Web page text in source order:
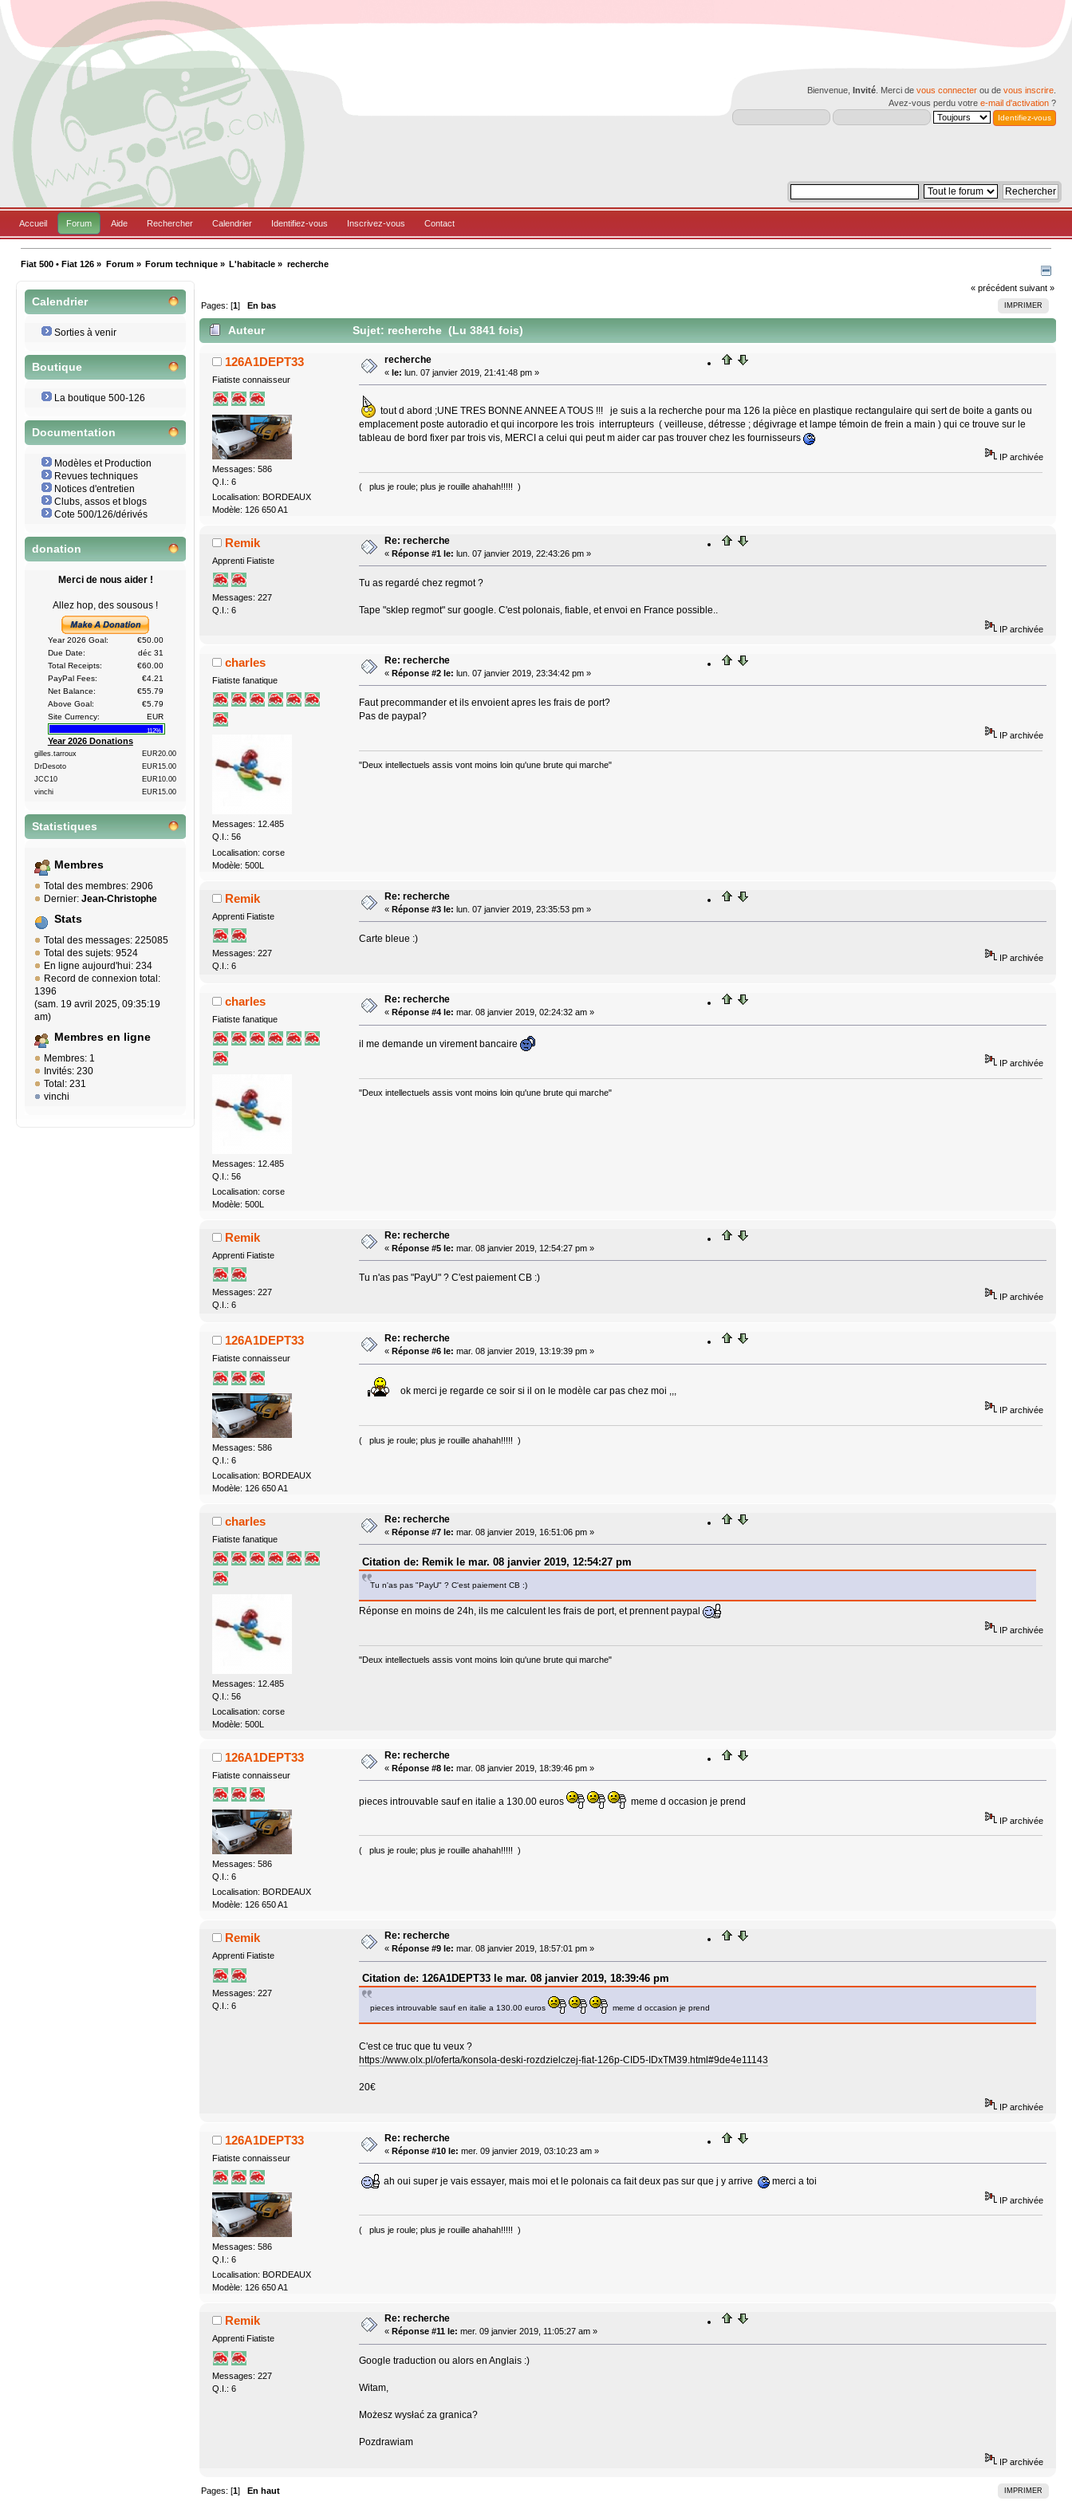
Bienvenue, Invité . Merci de vous connecter ou de vous inscrire
Avez-vous perdu votre e-mail d'activation ?
Accueil Forum Aide Rechercher Calendrier Identifiez-vous Inscrivez-vous Contact
Fiat 500 • Fiat 126 » Forum» Forum technique» L'habitacle » recherche
Calendrier
Sorties à venir
Boutique
La boutique 500-126
Documentation
Modèles et Production
Revues techniques
Notices d'entretien
Clubs, assos et blogs
Cote 500/126/dérivés
donation
Merci de nous aider !
Allez hop, des sousous !
Year 2026 Goal:
€50.00
Due Date:
déc 31
Total Receipts:
€60.00
PayPal Fees:
€4.21
Net Balance:
€55.79
Above Goal:
€5.79
Site Currency:
EUR
112%
Year 2026 Donations
gilles.tarroux
EUR20.00
DrDesoto
EUR15.00
JCC10
EUR10.00
vinchi
EUR15.00
Statistiques
Membres
Total des membres: 2906
Dernier: Jean-Christophe
Stats
Total des messages: 225085
Total des sujets: 9524
En ligne aujourd'hui: 234
Record de connexion total:
1396
(sam. 19 avril 2025, 09:35:19
am)
Membres en ligne
Membres: 1
Invités: 230
Total: 231
vinchi
« précédent suivant »
IMPRIMER
Pages: [1] En bas
Auteur Sujet: recherche (Lu 3841 fois)
126A1DEPT33
Fiatiste connaisseur
Messages: 586
Q.I.: 6
Localisation: BORDEAUX
Modèle: 126 650 A1
recherche
« le: lun. 07 janvier 2019, 21:41:48 pm »
tout d abord ;UNE TRES BONNE ANNEE A TOUS !!! je suis a la recherche pour ma 126 la pièce en plastique rectangulaire qui sert de boite a gants ou
emplacement poste autoradio et qui incorpore les trois interrupteurs ( veilleuse, détresse ; dégivrage et lampe témoin de frein a main ) qui ce trouve sur le
tableau de bord fixer par trois vis, MERCI a celui qui peut m aider car pas trouver chez les fournisseurs
IP archivée
( plus je roule; plus je rouille ahahah!!!!! )
Remik
Apprenti Fiatiste
Messages: 227
Q.I.: 6
Re: recherche
« Réponse #1 le: lun. 07 janvier 2019, 22:43:26 pm »
Tu as regardé chez regmot ?
Tape "sklep regmot" sur google. C'est polonais, fiable, et envoi en France possible..
IP archivée
charles
Fiatiste fanatique
Messages: 12.485
Q.I.: 56
Localisation: corse
Modèle: 500L
Re: recherche
« Réponse #2 le: lun. 07 janvier 2019, 23:34:42 pm »
Faut precommander et ils envoient apres les frais de port?
Pas de paypal?
IP archivée
"Deux intellectuels assis vont moins loin qu'une brute qui marche"
Remik
Apprenti Fiatiste
Messages: 227
Q.I.: 6
Re: recherche
« Réponse #3 le: lun. 07 janvier 2019, 23:35:53 pm »
Carte bleue :)
IP archivée
charles
Fiatiste fanatique
Messages: 12.485
Q.I.: 56
Localisation: corse
Modèle: 500L
Re: recherche
« Réponse #4 le: mar. 08 janvier 2019, 02:24:32 am »
il me demande un virement bancaire
IP archivée
"Deux intellectuels assis vont moins loin qu'une brute qui marche"
Remik
Apprenti Fiatiste
Messages: 227
Q.I.: 6
Re: recherche
« Réponse #5 le: mar. 08 janvier 2019, 12:54:27 pm »
Tu n'as pas "PayU" ? C'est paiement CB :)
IP archivée
126A1DEPT33
Fiatiste connaisseur
Messages: 586
Q.I.: 6
Localisation: BORDEAUX
Modèle: 126 650 A1
Re: recherche
« Réponse #6 le: mar. 08 janvier 2019, 13:19:39 pm »
ok merci je regarde ce soir si il on le modèle car pas chez moi ,,,
IP archivée
( plus je roule; plus je rouille ahahah!!!!! )
charles
Fiatiste fanatique
Messages: 12.485
Q.I.: 56
Localisation: corse
Modèle: 500L
Re: recherche
« Réponse #7 le: mar. 08 janvier 2019, 16:51:06 pm »
Citation de: Remik le mar. 08 janvier 2019, 12:54:27 pm
Tu n'as pas "PayU" ? C'est paiement CB :)
Réponse en moins de 24h, ils me calculent les frais de port, et prennent paypal
IP archivée
"Deux intellectuels assis vont moins loin qu'une brute qui marche"
126A1DEPT33
Fiatiste connaisseur
Messages: 586
Q.I.: 6
Localisation: BORDEAUX
Modèle: 126 650 A1
Re: recherche
« Réponse #8 le: mar. 08 janvier 2019, 18:39:46 pm »
pieces introuvable sauf en italie a 130.00 euros meme d occasion je prend
IP archivée
( plus je roule; plus je rouille ahahah!!!!! )
Remik
Apprenti Fiatiste
Messages: 227
Q.I.: 6
Re: recherche
« Réponse #9 le: mar. 08 janvier 2019, 18:57:01 pm »
Citation de: 126A1DEPT33 le mar. 08 janvier 2019, 18:39:46 pm
pieces introuvable sauf en italie a 130.00 euros meme d occasion je prend
C'est ce truc que tu veux ?
https://www.olx.pl/oferta/konsola-deski-rozdzielczej-fiat-126p-CID5-IDxTM39.html#9de4e11143
20€
IP archivée
126A1DEPT33
Fiatiste connaisseur
Messages: 586
Q.I.: 6
Localisation: BORDEAUX
Modèle: 126 650 A1
Re: recherche
« Réponse #10 le: mer. 09 janvier 2019, 03:10:23 am »
ah oui super je vais essayer, mais moi et le polonais ca fait deux pas sur que j y arrive merci a toi
IP archivée
( plus je roule; plus je rouille ahahah!!!!! )
Remik
Apprenti Fiatiste
Messages: 227
Q.I.: 6
Re: recherche
« Réponse #11 le: mer. 09 janvier 2019, 11:05:27 am »
Google traduction ou alors en Anglais :)
Witam,
Możesz wysłać za granica?
Pozdrawiam
IP archivée
IMPRIMER
Pages: [1]
En haut